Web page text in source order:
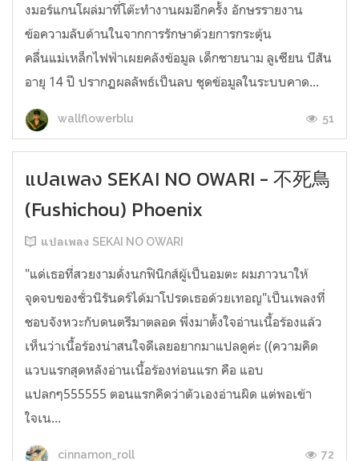
งมอร์แกนโผล่มาที่โต๊ะทำงานผมอีกครั้ง อักษรรายงาน
ข้อความลับด้านในจากการรักษาด้วยการกระตุ้น
คลื่นแม่เหล็กไฟฟ้าเผยคลังข้อมูล เด็กชายนาม ลูเซียน บีสัน
อายุ 14 ปี ปรากฏผลลัพธ์เป็นลบ ชุดข้อมูลในระบบคาด...
wallflowerblu 51
แปลเพลง SEKAI NO OWARI - 不死鳥
(Fushichou) Phoenix
แปลเพลง SEKAI NO OWARI
"แด่เธอที่สวยงามดั่งนกฟินิกส์ผู้เป็นอมตะ ผมภาวนาให้
จุดจบของชั่วนิรันดร์ได้มาโปรดเธอด้วยเทอญ"เป็นเพลงที่
ชอบจังหวะกับดนตรีมาตลอด พึ่งมาตั้งใจอ่านเนื้อร้องแล้ว
เห็นว่าเนื้อร้องน่าสนใจดีเลยอยากมาแปลดูค่ะ ((ความคิด
แวบแรกสุดหลังอ่านเนื้อร้องท่อนแรก คือ แอบ
แปลกๆ555555 ตอนแรกคิดว่าตัวเองอ่านผิด แต่พอเข้า
ใจเน...
cinnamon_roll 72